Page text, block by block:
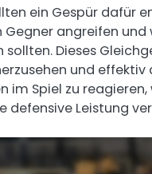
ein Gespür dafür
Gegner angreifen und
sollten. Dieses
und effektiv
im Spiel zu reagieren,
defensive Leistung